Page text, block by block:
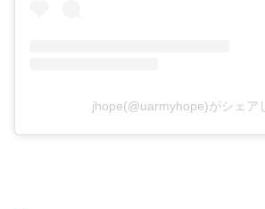
jhope(@uarmyhope)がシェア